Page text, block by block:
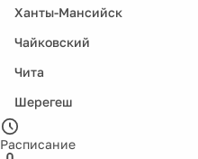
Ханты-Мансийск
Чайковский
Чита
Шерегеш
Расписание